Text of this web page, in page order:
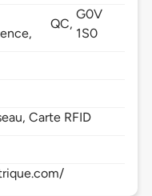
QC,
G0V
1S0
Carte RFID